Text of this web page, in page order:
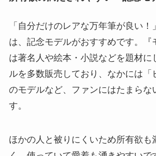
「自分だけのレアな万年筆が良い！
は、記念モデルがおすすめです。『
は著名人や絵本・小説などを題材に
ルを多数販売しており、なかには「
のモデルなど、ファンにはたまらな
す。
ほかの人と被りにくいため所有欲も